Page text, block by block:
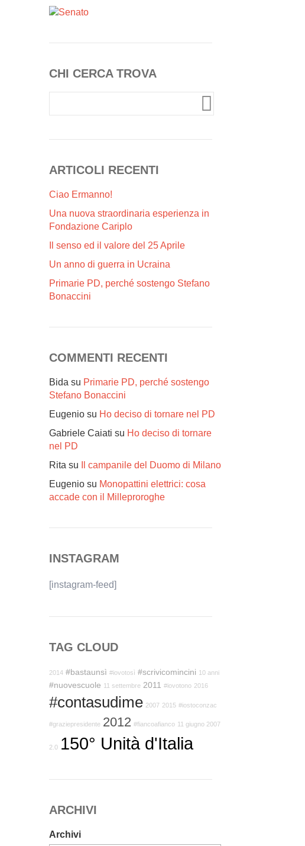
CHI CERCA TROVA
ARTICOLI RECENTI
Ciao Ermanno!
Una nuova straordinaria esperienza in
Fondazione Cariplo
Il senso ed il valore del 25 Aprile
Un anno di guerra in Ucraina
Primarie PD, perché sostengo Stefano
Bonaccini
COMMENTI RECENTI
Bida su Primarie PD, perché sostengo
Stefano Bonaccini
Eugenio su Ho deciso di tornare nel PD
Gabriele Caiati su Ho deciso di tornare
nel PD
Rita su
Il campanile del Duomo di Milano
Eugenio su Monopattini elettrici: cosa
accade con il Milleproroghe
INSTAGRAM
[instagram-feed]
TAG CLOUD
2014 #bastaunsì #iovotosì #scrivicomincini 10 anni
#nuovescuole 11 settembre 2011 #iovotono 2016
#contasudime 2007 2015 #iostoconzac
#graziepresidente 2012 #fiancoafianco 11 giugno 2007
2.0 150° Unità d'Italia
ARCHIVI
Archivi